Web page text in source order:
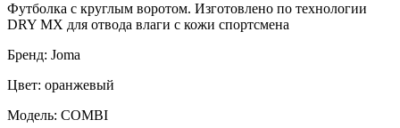
Футболка с круглым воротом. Изготовлено по технологии
DRY MX для отвода влаги с кожи спортсмена
Бренд: Joma
Цвет: оранжевый
Модель: COMBI